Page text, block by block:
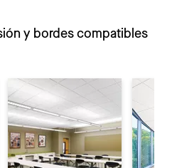
y bordes compatibles